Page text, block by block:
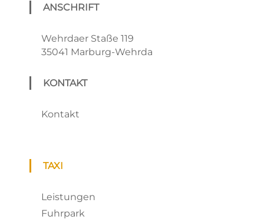
ANSCHRIFT
Wehrdaer Staße 119
35041 Marburg-Wehrda
KONTAKT
Kontakt
TAXI
Leistungen
Fuhrpark